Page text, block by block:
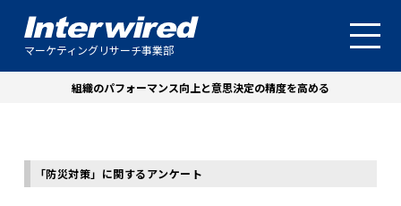
マーケティングリサーチ事業部
組織のパフォーマンス向上と意思決定の精度を高める
「防災対策」に関するアンケート